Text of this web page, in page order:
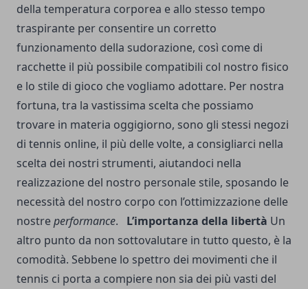
della temperatura corporea e allo stesso tempo
traspirante per consentire un corretto
funzionamento della sudorazione, così come di
racchette il più possibile compatibili col nostro fisico
e lo stile di gioco che vogliamo adottare. Per nostra
fortuna, tra la vastissima scelta che possiamo
trovare in materia oggigiorno, sono gli stessi negozi
di tennis online, il più delle volte, a consigliarci nella
scelta dei nostri strumenti, aiutandoci nella
realizzazione del nostro personale stile, sposando le
necessità del nostro corpo con l’ottimizzazione delle
nostreperformance. L’importanza della libertà Un
altro punto da non sottovalutare in tutto questo, è la
comodità. Sebbene lo spettro dei movimenti che il
tennis ci porta a compiere non sia dei più vasti del